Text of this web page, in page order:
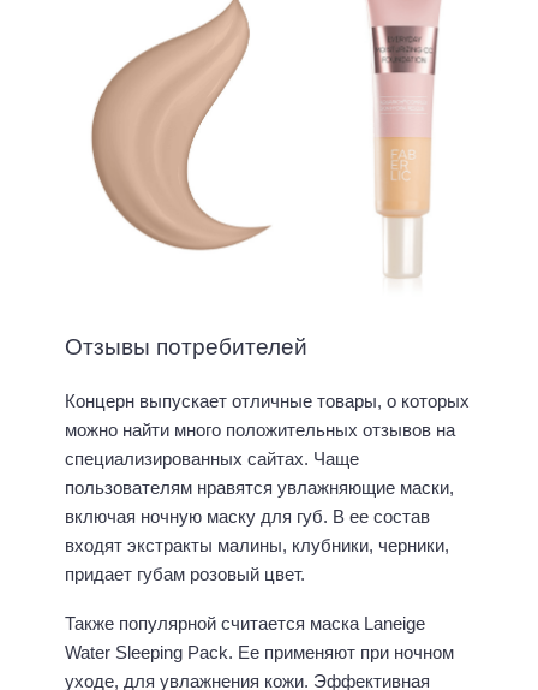
Отзывы потребителей
Концерн выпускает отличные товары, о которых
можно найти много положительных отзывов на
специализированных сайтах. Чаще
пользователям нравятся увлажняющие маски,
включая ночную маску для губ. В ее состав
входят экстракты малины, клубники, черники,
придает губам розовый цвет.
Также популярной считается маска Laneige
Water Sleeping Pack. Ее применяют при ночном
уходе, для увлажнения кожи. Эффективная